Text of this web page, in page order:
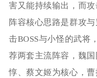
害又能持续输出，而
阵容核心思路是群攻
击BOSS与小怪的武将
荐两套主流阵容，魏
惇、蔡文姬为核心，